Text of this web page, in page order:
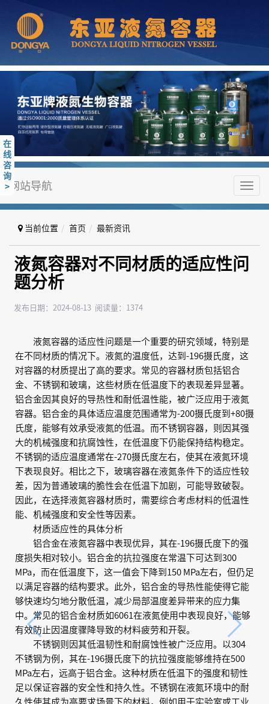
网站导航
当前位置 首页 最新资讯
液氮容器对不同材质的适应性问
题分析
发布日期：2024-08-13 阅读量：1374
液氮容器的适应性问题是一个重要的研究领域，特别是
在不同材质的情况下。液氮的温度低，达到-196摄氏度，这
对容器的材质提出了高的要求。常见的容器材质包括铝合
金、不锈钢和玻璃，这些材质在低温度下的表现差异显著。
铝合金因其良好的导热性和耐低温性能，被广泛应用于液氮
容器。铝合金的具体适应温度范围通常为-200摄氏度到+80摄
氏度，能够有效承受液氮的低温。而不锈钢容器，则因其强
大的机械强度和抗腐蚀性，在低温度下仍能保持结构稳定。
不锈钢的适应温度通常在-270摄氏度左右，使其在液氮环境
下表现良好。相比之下，玻璃容器在液氮条件下的适应性较
差，因为普通玻璃的脆性会在低温下加剧，可能导致破裂。
因此，在选择液氮容器材质时，需要综合考虑材料的低温性
能、机械强度和安全性等因素。
材质适应性的具体分析
铝合金在液氮容器中表现优异，其在-196摄氏度下的强
度损失相对较小。铝合金的抗拉强度在常温下可达到300
MPa，而在低温度下，这一值会下降到150 MPa左右，但仍足
以满足容器的结构要求。此外，铝合金的导热性能使得它能
够快速均匀地分散低温，减少局部温度差异带来的应力集
中。常见的铝合金材质如6061在液氮使用中表现良好，能够
有效防止因温度骤降导致的材料疲劳和开裂。
不锈钢则因其低温韧性和耐腐蚀性被广泛应用。以304
不锈钢为例，其在-196摄氏度下的抗拉强度能够维持在500
MPa左右，远高于铝合金。这种材质在低温下的强度和韧性
足以保证容器的安全性和持久性。不锈钢在液氮环境中的耐
久性使其成为高要求场景下的材料，例如用于实验室或工业
在
线
咨
询
>